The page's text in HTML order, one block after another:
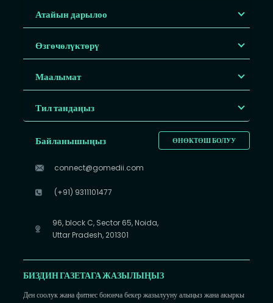
Атайын дарылоо
Өзгөчөлүктөрү
Маалымат
Тил тандаңыз
ӨНӨКТӨШ БОЛУУ
Байланышыңыз
connect@gomedii.com
(+91) 9311101477
96, block C, Sector 65, Noida,
Uttar Pradesh, 201301
БИЗДИН ГАЗЕТАГА ЖАЗЫЛЫҢЫЗ
Ден соолук жана фитнес боюнча бекер жазылууну алыңыз жана акыркы